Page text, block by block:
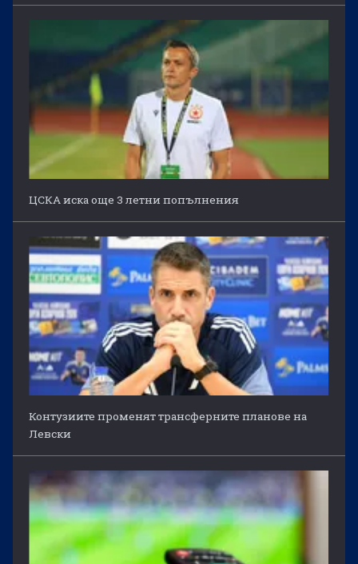
ЦСКА иска още 3 летни попълнения
Контузиите променят трансферните планове на
Левски